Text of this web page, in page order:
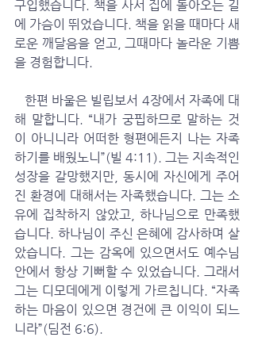
구입했습니다. 책을 사서 집에 돌아오는 길
에 가슴이 뛰었습니다. 책을 읽을 때마다 새
로운 깨달음을 얻고, 그때마다 놀라운 기쁨
을 경험합니다.
해 말합니다. “내가 궁핍하므로 말하는 것
이 아니니라 어떠한 형편에든지 나는 자족
하기를 배웠노니”(빌 4:11). 그는 지속적인
성장을 갈망했지만, 동시에 자신에게 주어
진 환경에 대해서는 자족했습니다. 그는 소
유에 집착하지 않았고, 하나님으로 만족했
습니다. 하나님이 주신 은혜에 감사하며 살
았습니다. 그는 감옥에 있으면서도 예수님
안에서 항상 기뻐할 수 있었습니다. 그래서
그는 디모데에게 이렇게 가르칩니다. “자족
하는 마음이 있으면 경건에 큰 이익이 되느
니라”(딤전 6:6).